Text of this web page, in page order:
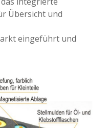
Übersicht und
eingeführt und